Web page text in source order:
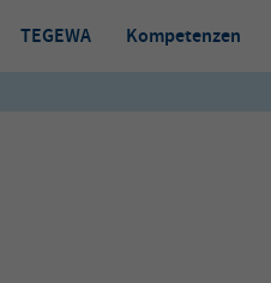
TEGEWA Kompetenzen